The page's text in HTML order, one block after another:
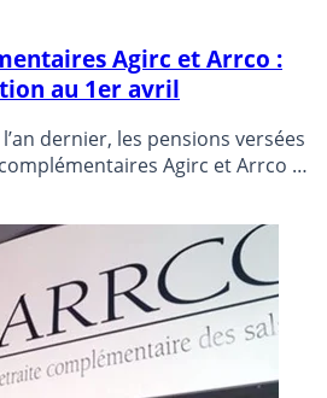
Agirc et Arrco :
au 1er avril
dernier, les pensions versées
Agirc et Arrco ne
la faillite, leur pérennité n’est